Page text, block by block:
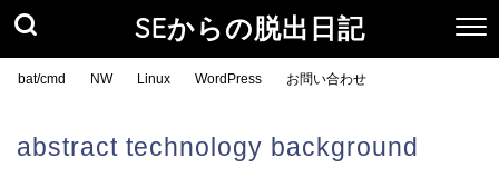
SEからの脱出日記
bat/cmd NW Linux WordPress お問い合わせ
abstract technology background